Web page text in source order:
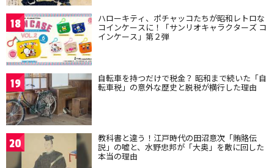
18 ハローキティ、ポチャッコたちが昭和レトロな
コインケースに！「サンリオキャラクターズ コ
インケース」第２弾
19 自転車を持つだけで税金？ 昭和まで続いた「自
転車税」の意外な歴史と脱税が横行した理由
20 教科書と違う！江戸時代の田沼意次「賄賂伝
説」の嘘と、水野忠邦が「大奥」を敵に回した
本当の理由